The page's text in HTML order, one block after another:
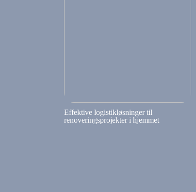
Effektive logistikløsninger til
renoveringsprojekter i hjemmet